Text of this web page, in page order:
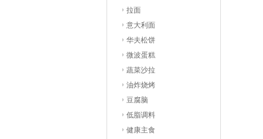
拉面
意大利面
华夫松饼
微波蛋糕
蔬菜沙拉
油炸烧烤
豆腐脑
低脂调料
健康主食